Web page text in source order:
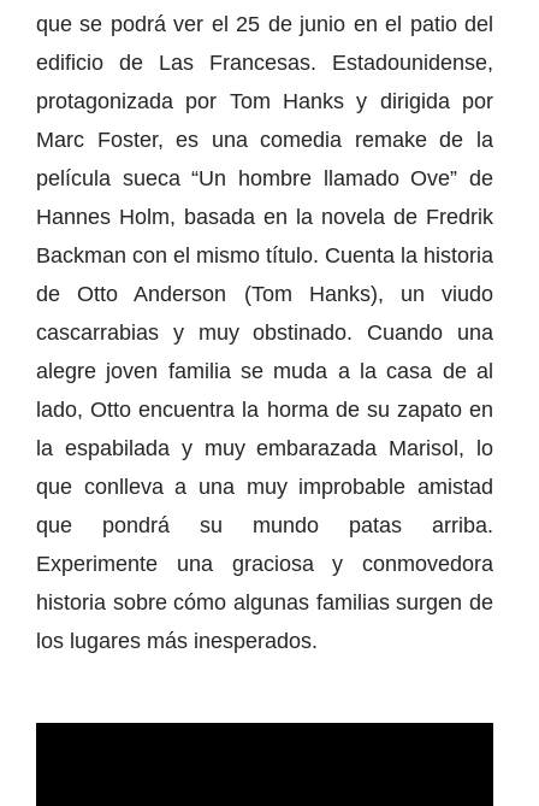
que se podrá ver el 25 de junio en el patio del
edificio de Las Francesas. Estadounidense,
protagonizada por Tom Hanks y dirigida por
Marc Foster, es una comedia remake de la
película sueca “Un hombre llamado Ove” de
Hannes Holm, basada en la novela de Fredrik
Backman con el mismo título. Cuenta la historia
de Otto Anderson (Tom Hanks), un viudo
cascarrabias y muy obstinado. Cuando una
alegre joven familia se muda a la casa de al
lado, Otto encuentra la horma de su zapato en
la espabilada y muy embarazada Marisol, lo
que conlleva a una muy improbable amistad
que pondrá su mundo patas arriba.
Experimente una graciosa y conmovedora
historia sobre cómo algunas familias surgen de
los lugares más inesperados.